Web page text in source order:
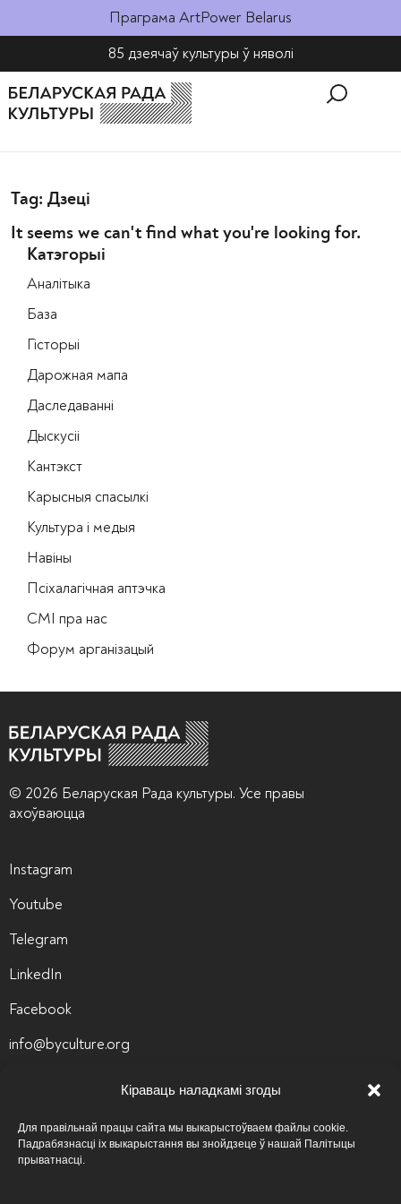
Кіраваць наладкамі згоды
Для правільнай працы сайта мы выкарыстоўваем файлы cookie.
Падрабязнасці іх выкарыстання вы знойдзеце ў нашай Палітыцы
прыватнасці.
Праграма ArtPower Belarus
85 дзеячаў культуры ў няволі​
Tag: Дзеці
It seems we can't find what you're looking for.
Катэгорыі
Аналітыка
База
Гісторыі
Дарожная мапа
Даследаванні
Дыскусіі
Кантэкст
Карысныя спасылкі
Культура і медыя
Навіны
Псіхалагічная аптэчка
СМІ пра нас
Форум арганізацый
© 2026 Беларуская Рада культуры. Усе правы
ахоўваюцца
Instagram
Youtube
Telegram
LinkedIn
Facebook
info@byculture.org
Вакансіі
Архіў вакансій